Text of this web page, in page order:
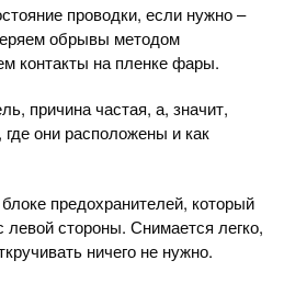
проводки, если нужно –
обрывы методом
контакты на пленке фары.
причина частая, а, значит,
они расположены и как
предохранителей, который
стороны. Снимается легко,
ничего не нужно.